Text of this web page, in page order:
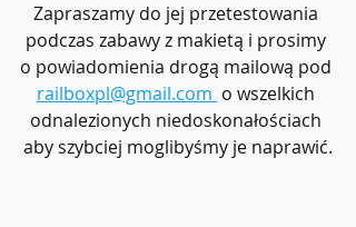
Zapraszamy do jej przetestowania
podczas zabawy z makietą i prosimy
o powiadomienia drogą mailową pod
railboxpl@gmail.com o wszelkich
odnalezionych niedoskonałościach
aby szybciej moglibyśmy je naprawić.